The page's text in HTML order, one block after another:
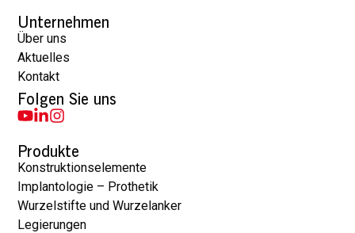
Unternehmen
Über uns
Aktuelles
Kontakt
Folgen Sie uns
Produkte
Konstruktionselemente
Implantologie – Prothetik
Wurzelstifte und Wurzelanker
Legierungen